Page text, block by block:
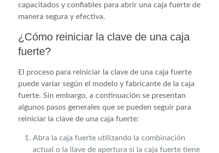
capacitados y confiables para abrir una caja fuerte de
manera segura y efectiva.
¿Cómo reiniciar la clave de una caja
fuerte?
El proceso para reiniciar la clave de una caja fuerte
puede variar según el modelo y fabricante de la caja
fuerte. Sin embargo, a continuación se presentan
algunos pasos generales que se pueden seguir para
reiniciar la clave de una caja fuerte:
Abra la caja fuerte utilizando la combinación
actual o la llave de apertura si la caja fuerte tiene